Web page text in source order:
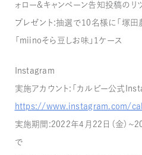
ォロー＆キャンペーン告知投稿のリ
プレゼント：抽選で10名様に「塚田
「miinoそら豆しお味」1ケース
Instagram
実施アカウント：「カルビー公式
https://www.instagram.com/
実施期間：2022年4月22日（金）～
で